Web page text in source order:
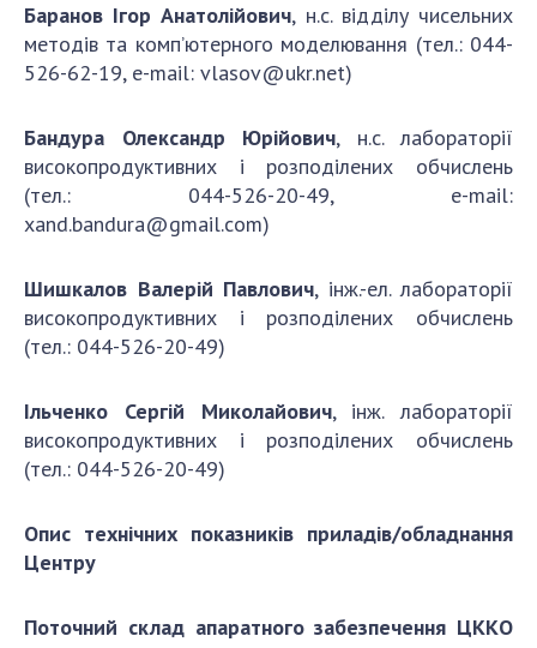
Баранов Ігор Анатолійович, н.с. відділу чисельних
методів та комп’ютерного моделювання (тел.: 044-
526-62-19, e-mail: vlasov@ukr.net)
Бандура Олександр Юрійович, н.с. лабораторії
високопродуктивних і розподілених обчислень
(тел.: 044-526-20-49, e-mail:
xand.bandura@gmail.com)
Шишкалов Валерій Павлович, інж.-ел. лабораторії
високопродуктивних і розподілених обчислень
(тел.: 044-526-20-49)
Ільченко Сергій Миколайович, інж. лабораторії
високопродуктивних і розподілених обчислень
(тел.: 044-526-20-49)
Опис технічних показників приладів/обладнання
Центру
Поточний склад апаратного забезпечення ЦККО